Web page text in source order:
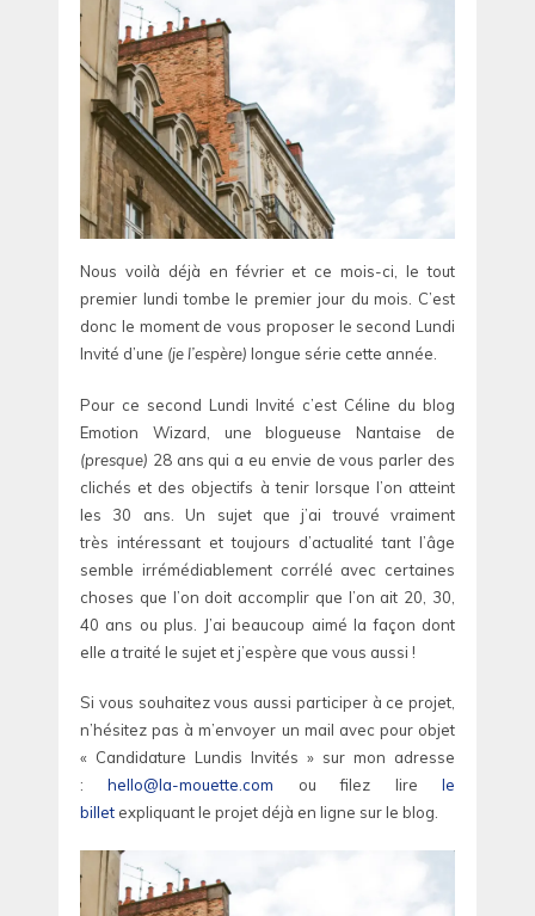
Nous voilà déjà en février et ce mois-ci, le tout
premier lundi tombe le premier jour du mois. C’est
donc le moment de vous proposer le second Lundi
Invité d’une (je l’espère) longue série cette année.
Pour ce second Lundi Invité c’est Céline du blog
Emotion Wizard, une blogueuse Nantaise de
(presque) 28 ans qui a eu envie de vous parler des
clichés et des objectifs à tenir lorsque l’on atteint
les 30 ans. Un sujet que j’ai trouvé vraiment
très intéressant et toujours d’actualité tant l’âge
semble irrémédiablement corrélé avec certaines
choses que l’on doit accomplir que l’on ait 20, 30,
40 ans ou plus. J’ai beaucoup aimé la façon dont
elle a traité le sujet et j’espère que vous aussi !
Si vous souhaitez vous aussi participer à ce projet,
n’hésitez pas à m’envoyer un mail avec pour objet
« Candidature Lundis Invités » sur mon adresse
:hello@la-mouette.com ou filez lirele
billet expliquant le projet déjà en ligne sur le blog.